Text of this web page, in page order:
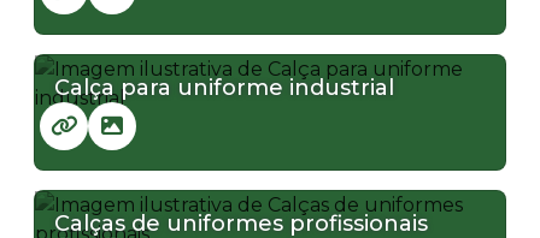
Calça para uniforme industrial
Calças de uniformes profissionais